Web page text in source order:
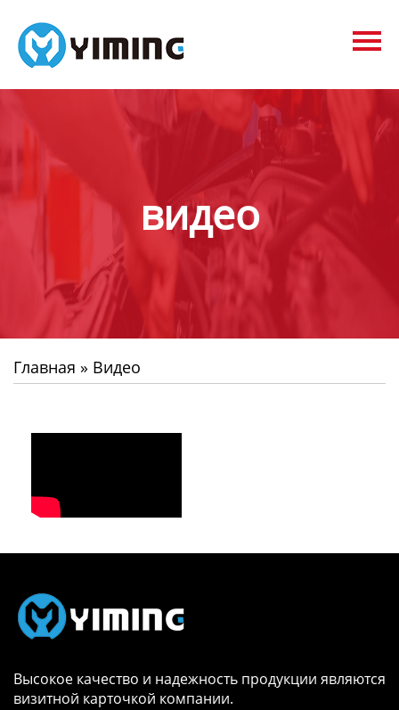
Tags
видео
О нас
видео
Главная » Видео
Высокое качество и надежность продукции являются
визитной карточкой компании.